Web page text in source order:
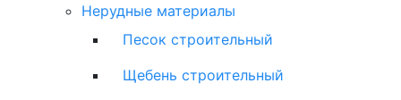
Нерудные материалы
Песок строительный
Щебень строительный